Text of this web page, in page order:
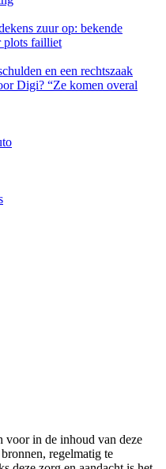
zuur op: bekende
plots failliet
en een rechtszaak
Digi? “Ze komen overal
voor in de inhoud van deze
regelmatig te